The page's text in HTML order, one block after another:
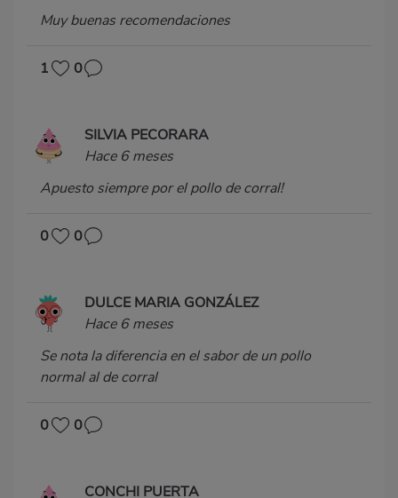
Muy buenas recomendaciones
1 0
SILVIA PECORARA
Hace 6 meses
Apuesto siempre por el pollo de corral!
0 0
DULCE MARIA GONZÁLEZ
Hace 6 meses
Se nota la diferencia en el sabor de un pollo
normal al de corral
0 0
CONCHI PUERTA